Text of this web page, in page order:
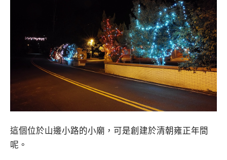
這個位於山邊小路的小廟，可是創建於清朝雍正年間
呢。